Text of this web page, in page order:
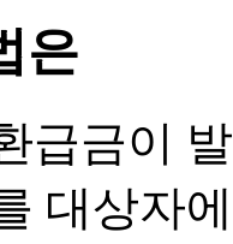
은
급금이
대상자